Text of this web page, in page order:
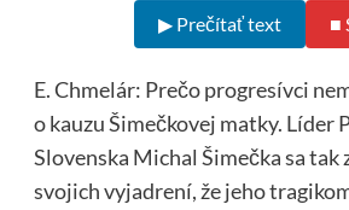
▶ Prečítať text ■
E. Chmelár: Prečo progresívci
o kauzu Šimečkovej matky. Líder
Slovenska Michal Šimečka sa tak
svojich vyjadrení, že jeho